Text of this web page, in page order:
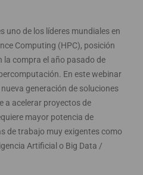
uno de los líderes mundiales en
Computing (HPC), posición
la compra el año pasado de
En este webinar
generación de soluciones
a acelerar proyectos de
mayor potencia de
de trabajo muy exigentes como
Artificial o Big Data /